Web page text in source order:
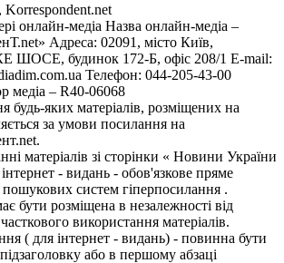
онлайн-медіа Назва онлайн-медіа –
Адреса: 02091, місто Київ,
ШОСЕ, будинок 172-Б, офіс 208/1 E-mail:
Телефон: 044-205-43-00
медіа – R40-06068
будь-яких матеріалів, розміщених на
за умови посилання на
матеріалів зі сторінки « Новини України
інтернет - видань - обов'язкове пряме
пошукових систем гіперпосилання .
бути розміщена в незалежності від
використання матеріалів.
( для інтернет - видань) - повинна бути
або в першому абзаці